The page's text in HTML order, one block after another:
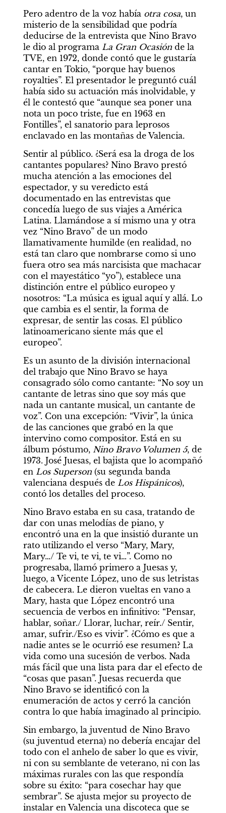
Pero adentro de la voz había otra cosa, un
misterio de la sensibilidad que podría
deducirse de la entrevista que Nino Bravo
le dio al programa La Gran Ocasión de la
TVE, en 1972, donde contó que le gustaría
cantar en Tokio, “porque hay buenos
royalties”. El presentador le preguntó cuál
había sido su actuación más inolvidable, y
él le contestó que “aunque sea poner una
nota un poco triste, fue en 1963 en
Fontilles”, el sanatorio para leprosos
enclavado en las montañas de Valencia.
Sentir al público. ¿Será esa la droga de los
cantantes populares? Nino Bravo prestó
mucha atención a las emociones del
espectador, y su veredicto está
documentado en las entrevistas que
concedía luego de sus viajes a América
Latina. Llamándose a sí mismo una y otra
vez “Nino Bravo” de un modo
llamativamente humilde (en realidad, no
está tan claro que nombrarse como si uno
fuera otro sea más narcisista que machacar
con el mayestático “yo”), establece una
distinción entre el público europeo y
nosotros: “La música es igual aquí y allá. Lo
que cambia es el sentir, la forma de
expresar, de sentir las cosas. El público
latinoamericano siente más que el
europeo”.
Es un asunto de la división internacional
del trabajo que Nino Bravo se haya
consagrado sólo como cantante: “No soy un
cantante de letras sino que soy más que
nada un cantante musical, un cantante de
voz”. Con una excepción: “Vivir”, la única
de las canciones que grabó en la que
intervino como compositor. Está en su
álbum póstumo, Nino Bravo Volumen 5, de
1973. José Juesas, el bajista que lo acompañó
en Los Superson (su segunda banda
valenciana después de Los Hispánicos),
contó los detalles del proceso.
Nino Bravo estaba en su casa, tratando de
dar con unas melodías de piano, y
encontró una en la que insistió durante un
rato utilizando el verso “Mary, Mary,
Mary…/ Te vi, te vi, te vi…”. Como no
progresaba, llamó primero a Juesas y,
luego, a Vicente López, uno de sus letristas
de cabecera. Le dieron vueltas en vano a
Mary, hasta que López encontró una
secuencia de verbos en infinitivo: “Pensar,
hablar, soñar./ Llorar, luchar, reír./ Sentir,
amar, sufrir./Eso es vivir”. ¿Cómo es que a
nadie antes se le ocurrió ese resumen? La
vida como una sucesión de verbos. Nada
más fácil que una lista para dar el efecto de
“cosas que pasan”. Juesas recuerda que
Nino Bravo se identificó con la
enumeración de actos y cerró la canción
contra lo que había imaginado al principio.
Sin embargo, la juventud de Nino Bravo
(su juventud eterna) no debería encajar del
todo con el anhelo de saber lo que es vivir,
ni con su semblante de veterano, ni con las
máximas rurales con las que respondía
sobre su éxito: “para cosechar hay que
sembrar”. Se ajusta mejor su proyecto de
instalar en Valencia una discoteca que se